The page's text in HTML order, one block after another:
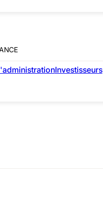
Investisseurs